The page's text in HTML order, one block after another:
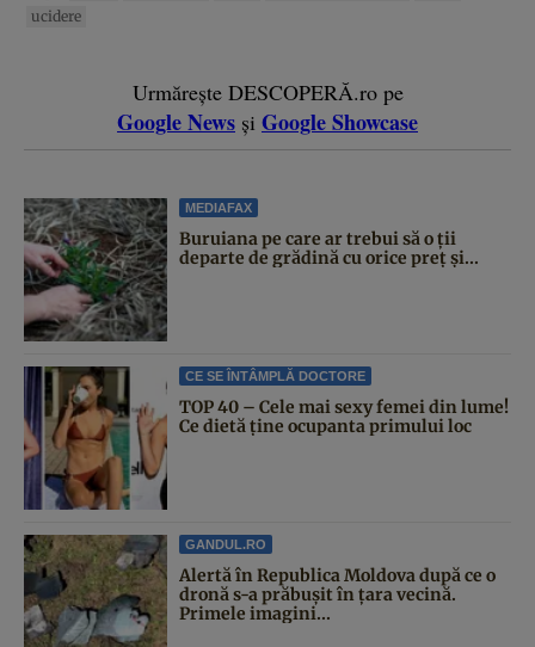
ucidere
Urmărește DESCOPERĂ.ro pe
Google News și Google Showcase
MEDIAFAX
Buruiana pe care ar trebui să o ții
departe de grădină cu orice preț și...
CE SE ÎNTÂMPLĂ DOCTORE
TOP 40 – Cele mai sexy femei din lume!
Ce dietă ține ocupanta primului loc
GANDUL.RO
Alertă în Republica Moldova după ce o
dronă s-a prăbușit în țara vecină.
Primele imagini...